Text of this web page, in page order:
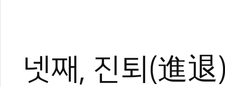
넷째, 진퇴(進退